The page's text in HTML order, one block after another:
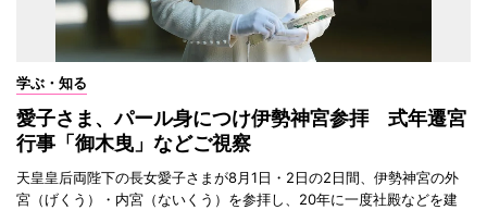
学ぶ・知る
愛子さま、パール身につけ伊勢神宮参拝 式年遷宮
行事「御木曳」などご視察
天皇皇后両陛下の長女愛子さまが8月1日・2日の2日間、伊勢神宮の外
宮（げくう）・内宮（ないくう）を参拝し、20年に一度社殿などを建